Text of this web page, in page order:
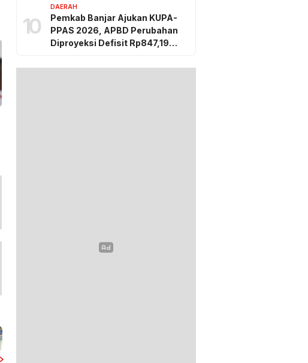
10
DAERAH
Pemkab Banjar Ajukan KUPA-
PPAS 2026, APBD Perubahan
Diproyeksi Defisit Rp847,19